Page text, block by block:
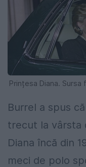
Prințesa Diana. Sursa
Burrel a spus
trecut la vârsta
Diana încă din
meci de polo